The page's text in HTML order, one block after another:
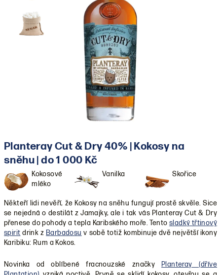
Planteray Cut & Dry 40% | Kokosy na
sněhu | do 1 000 Kč
Kokosové
mléko
Vanilka Skořice
Někteří lidi nevěří, že Kokosy na sněhu fungují prostě skvěle. Sice
se nejedná o destilát z Jamajky, ale i tak vás Planteray Cut & Dry
přenese do pohody a tepla Karibského moře. Tento sladký třtinový
spirit drink z Barbadosu v sobě totiž kombinuje dvě největší ikony
Karibiku: Rum a Kokos.
Novinka od oblíbené fracnouzské značky
Planteray (dříve